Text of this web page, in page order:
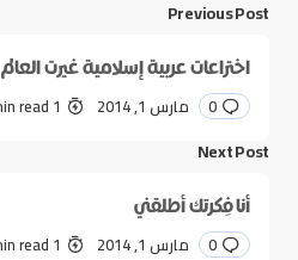
Previous Post
اختراعات عربية إسلامية غيرت العالم
0 مارس 1, 2014 1 min read
Next Post
أنا فِكرتك أطلقني
0 مارس 1, 2014 1 min read